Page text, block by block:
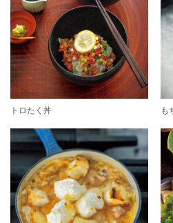
トロたく丼 も